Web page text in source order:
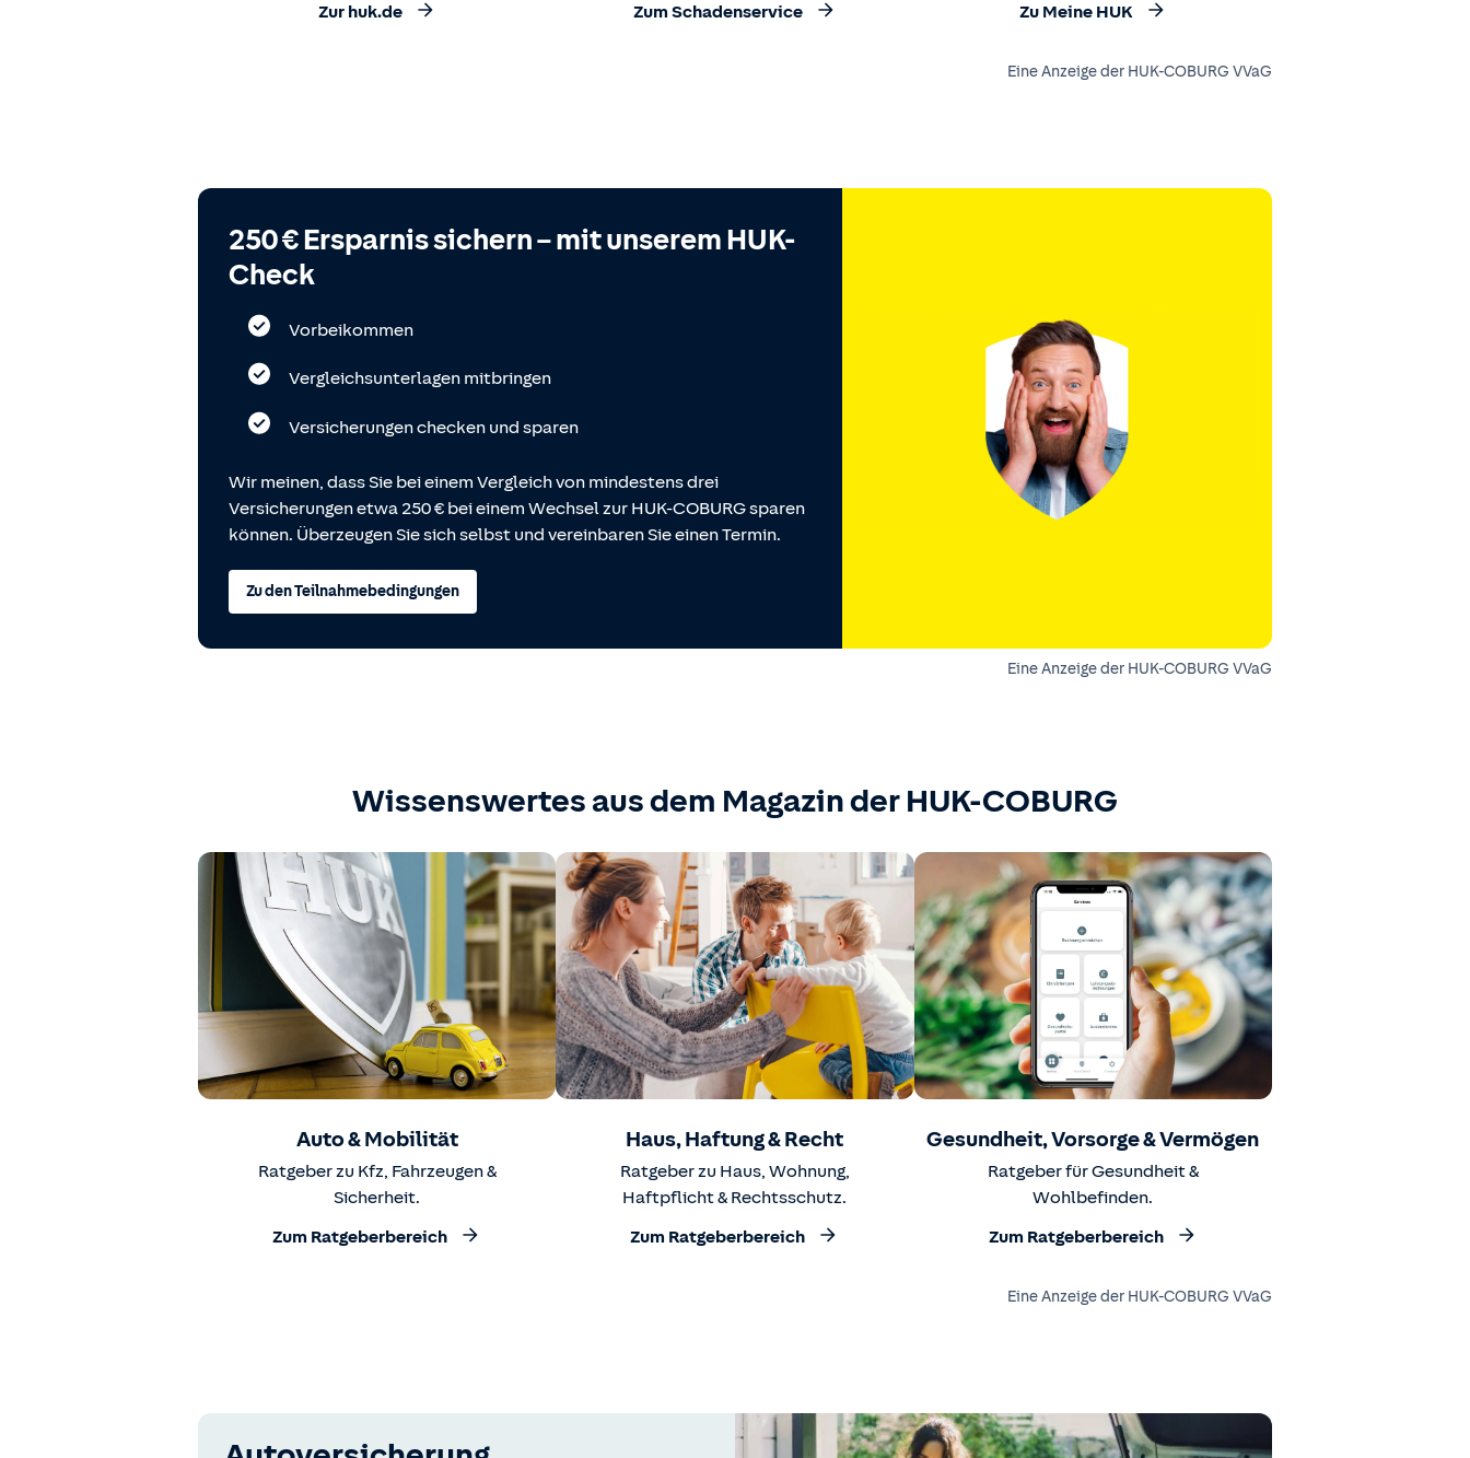
Zur huk.de Zum Schadenservice Zu Meine HUK
Eine Anzeige der HUK-COBURG VVaG
250 € Ersparnis sichern – mit unserem HUK-
Check
Vorbeikommen
Vergleichsunterlagen mitbringen
Versicherungen checken und sparen
Wir meinen, dass Sie bei einem Vergleich von mindestens drei
Versicherungen etwa 250 € bei einem Wechsel zur HUK-COBURG sparen
können. Überzeugen Sie sich selbst und vereinbaren Sie einen Termin.
Zu den Teilnahmebedingungen
Eine Anzeige der HUK-COBURG VVaG
Wissenswertes aus dem Magazin der HUK-COBURG
Auto & Mobilität
Ratgeber zu Kfz, Fahrzeugen &
Sicherheit.
Zum Ratgeberbereich
Haus, Haftung & Recht
Ratgeber zu Haus, Wohnung,
Haftpflicht & Rechtsschutz.
Zum Ratgeberbereich
Gesundheit, Vorsorge & Vermögen
Ratgeber für Gesundheit &
Wohlbefinden.
Zum Ratgeberbereich
Eine Anzeige der HUK-COBURG VVaG